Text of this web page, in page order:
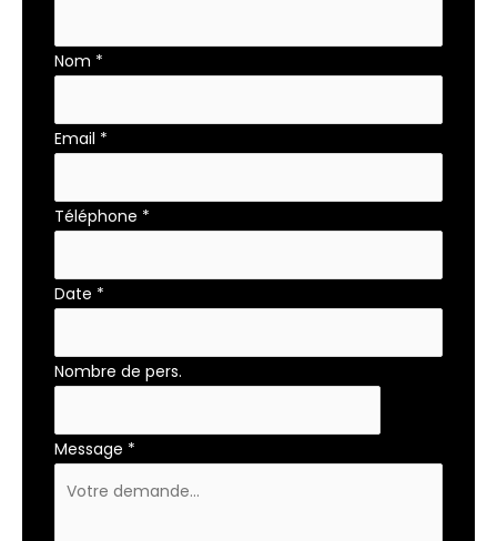
avec
téléphone
Nom *
Email *
Téléphone *
Date *
Nombre de pers.
Message *